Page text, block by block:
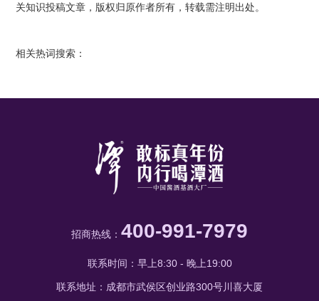
关知识投稿文章，版权归原作者所有，转载需注明出处。
相关热词搜索：
招商热线： 400-991-7979
联系时间：早上8:30 - 晚上19:00
联系地址：成都市武侯区创业路300号川喜大厦